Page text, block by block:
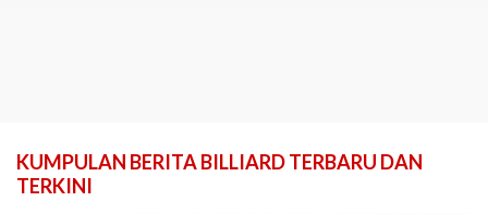
KUMPULAN BERITA BILLIARD TERBARU DAN
TERKINI